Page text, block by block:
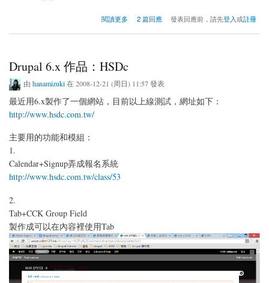
閱讀更多 2 篇回應 發表回應前，請先登入或註冊
Drupal 6.x 作品：HSDc
由 hanamizuki在 2008-12-21 (周日) 11:57 發表
最近用6.x製作了一個網站，目前以上線測試，網址如下：
http://www.hsdc.com.tw/
主要用的功能和模組：
1.
Calendar+Signup弄成報名系統
http://www.hsdc.com.tw/class/53
2.
Tab+CCK Group Field
製作成可以在內容裡使用Tab